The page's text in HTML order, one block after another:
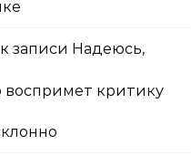
к записи Надеюсь,
воспримет критику